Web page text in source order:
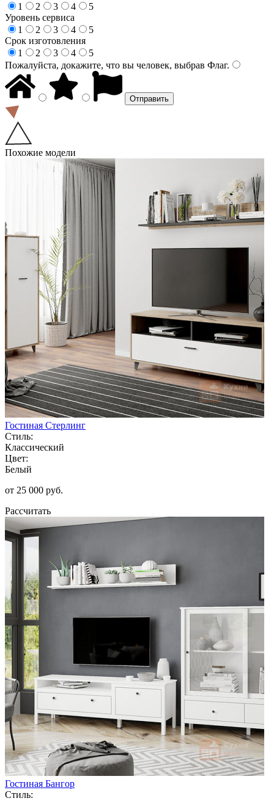
1
2 3 4
5
Уровень сервиса
1
2 3 4
5
Срок изготовления
1
2 3 4
5
Пожалуйста, докажите, что вы человек, выбрав Флаг.
Похожие модели
Гостиная Стерлинг
Стиль:
Классический
Цвет:
Белый
от 25 000 руб.
Рассчитать
Гостиная Бангор
Стиль: